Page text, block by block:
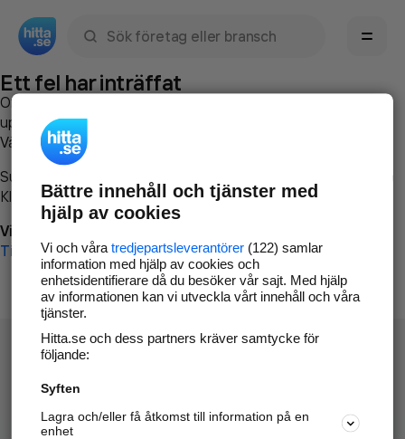
Ett fel har inträffat
Om du vill kan du
uppstod så att vi lättare och snabbare kan avhjälpa det.
Vänligen försök med följande:
Surfa till
Klicka påTillbaka-knappen i webbläsaren och försök igen
Vi beklagar besväret!
Till startsidan
Hitta.se - Gratis nummerupplysning.
Sök företag, personer och platser.
Bättre innehåll och tjänster med
hjälp av cookies
Vi och våra tredjepartsleverantörer(122) samlar
information med hjälp av cookies och
enhetsidentifierare då du besöker vår sajt. Med hjälp
av informationen kan vi utveckla vårt innehåll och våra
tjänster.
Hitta.se och dess partners kräver samtycke för
följande:
Syften
Lagra och/eller få åtkomst till information på en
enhet